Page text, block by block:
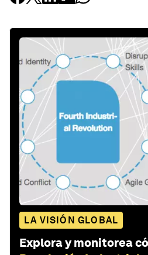
LA VISIÓN GLOBAL
Explora y monitorea